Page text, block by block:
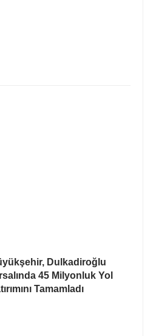
Dulkadiroğlu
45 Milyonluk Yol
Tamamladı